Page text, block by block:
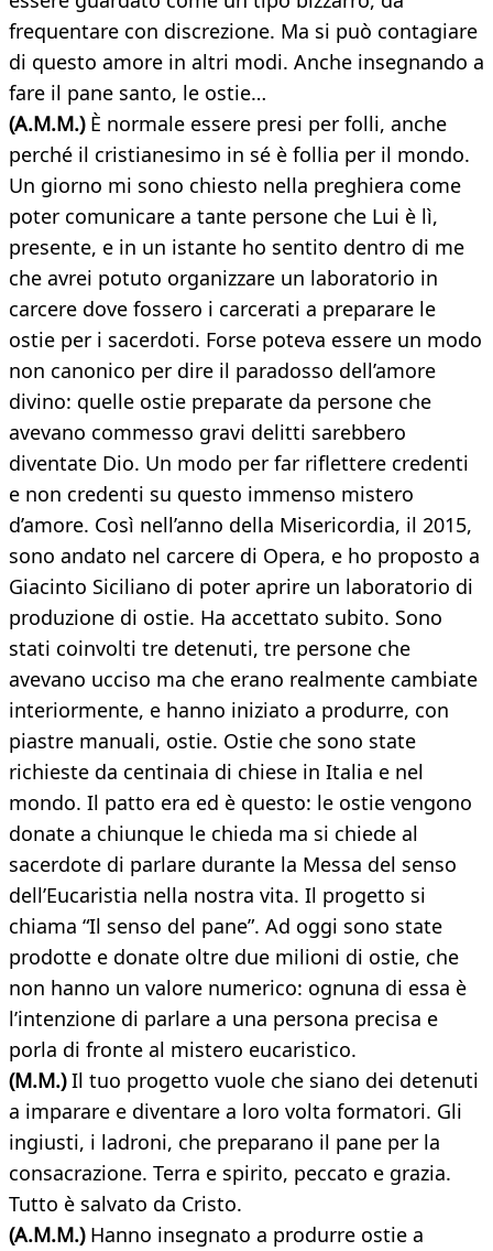
frequentare con discrezione. Ma si può contagiare
di questo amore in altri modi. Anche insegnando a
fare il pane santo, le ostie…
(A.M.M.)È normale essere presi per folli, anche
perché il cristianesimo in sé è follia per il mondo.
Un giorno mi sono chiesto nella preghiera come
poter comunicare a tante persone che Lui è lì,
presente, e in un istante ho sentito dentro di me
che avrei potuto organizzare un laboratorio in
carcere dove fossero i carcerati a preparare le
ostie per i sacerdoti. Forse poteva essere un modo
non canonico per dire il paradosso dell’amore
divino: quelle ostie preparate da persone che
avevano commesso gravi delitti sarebbero
diventate Dio. Un modo per far riflettere credenti
e non credenti su questo immenso mistero
d’amore. Così nell’anno della Misericordia, il 2015,
sono andato nel carcere di Opera, e ho proposto a
Giacinto Siciliano di poter aprire un laboratorio di
produzione di ostie. Ha accettato subito. Sono
stati coinvolti tre detenuti, tre persone che
avevano ucciso ma che erano realmente cambiate
interiormente, e hanno iniziato a produrre, con
piastre manuali, ostie. Ostie che sono state
richieste da centinaia di chiese in Italia e nel
mondo. Il patto era ed è questo: le ostie vengono
donate a chiunque le chieda ma si chiede al
sacerdote di parlare durante la Messa del senso
dell’Eucaristia nella nostra vita. Il progetto si
chiama “Il senso del pane”. Ad oggi sono state
prodotte e donate oltre due milioni di ostie, che
non hanno un valore numerico: ognuna di essa è
l’intenzione di parlare a una persona precisa e
porla di fronte al mistero eucaristico.
(M.M.)Il tuo progetto vuole che siano dei detenuti
a imparare e diventare a loro volta formatori. Gli
ingiusti, i ladroni, che preparano il pane per la
consacrazione. Terra e spirito, peccato e grazia.
Tutto è salvato da Cristo.
(A.M.M.)Hanno insegnato a produrre ostie a